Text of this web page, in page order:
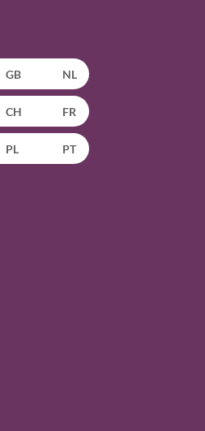
GB NL
CH FR
PL PT